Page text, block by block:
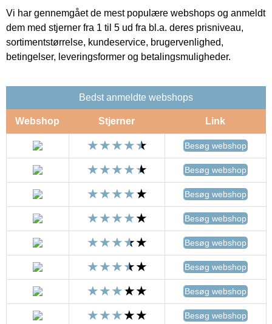
Vi har gennemgået de mest populære webshops og anmeldt
dem med stjerner fra 1 til 5 ud fra bl.a. deres prisniveau,
sortimentstørrelse, kundeservice, brugervenlighed,
betingelser, leveringsformer og betalingsmuligheder.
Bedst anmeldte webshops
Webshop Stjerner Link
Besøg webshop
Besøg webshop
Besøg webshop
Besøg webshop
Besøg webshop
Besøg webshop
Besøg webshop
Besøg webshop